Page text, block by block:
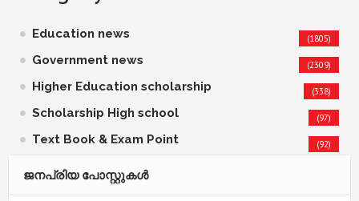
Education news (1805)
Government news (2309)
Higher Education scholarship (338)
Scholarship High school (97)
Text Book & Exam Point (92)
ജനപ്രിയ പോസ്റ്റുകള്‍‌